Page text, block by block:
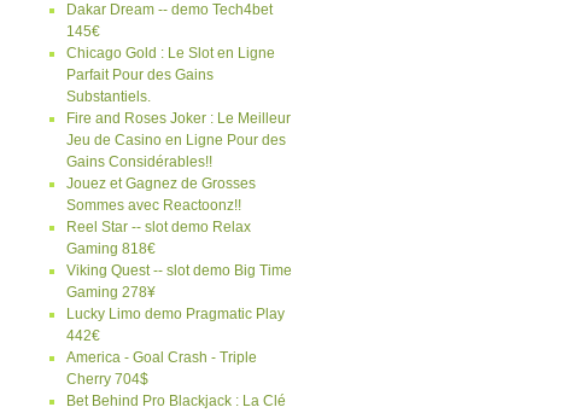
Dakar Dream -- demo Tech4bet
145€
Chicago Gold : Le Slot en Ligne
Parfait Pour des Gains
Substantiels.
Fire and Roses Joker : Le Meilleur
Jeu de Casino en Ligne Pour des
Gains Considérables!!
Jouez et Gagnez de Grosses
Sommes avec Reactoonz!!
Reel Star -- slot demo Relax
Gaming 818€
Viking Quest -- slot demo Big Time
Gaming 278¥
Lucky Limo demo Pragmatic Play
442€
America - Goal Crash - Triple
Cherry 704$
Bet Behind Pro Blackjack : La Clé